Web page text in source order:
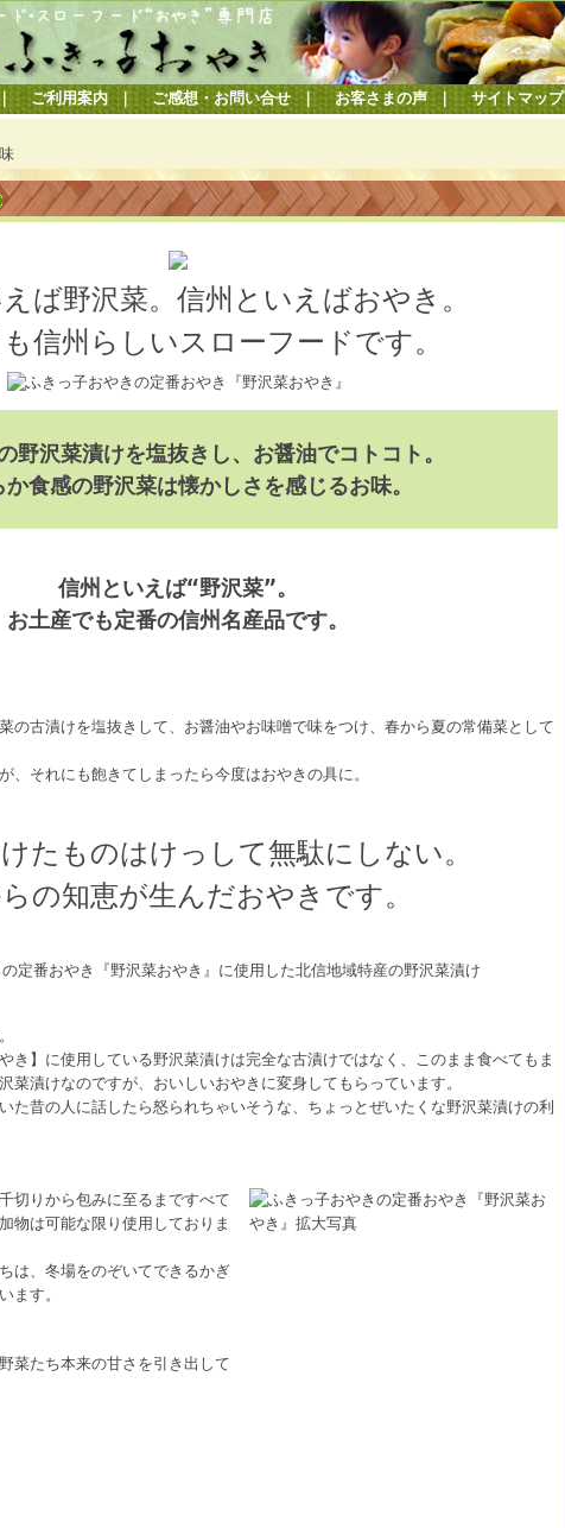
ご利用案内｜ ご感想・お問い合せ｜ お客さまの声 ｜ サイトマップ
ば野沢菜。信州といえばおやき。
信州らしいスローフードです。
野沢菜漬けを塩抜きし、お醤油でコトコト。
か食感の野沢菜は懐かしさを感じるお味。
信州といえば“野沢菜”。
お土産でも定番の信州名産品です。
の古漬けを塩抜きして、お醤油やお味噌で味をつけ、春から夏の常備菜として
、それにも飽きてしまったら今度はおやきの具に。
たものはけっして無駄にしない。
の知恵が生んだおやきです。
き】に使用している野沢菜漬けは完全な古漬けではなく、このまま食べてもま
菜漬けなのですが、おいしいおやきに変身してもらっています。
た昔の人に話したら怒られちゃいそうな、ちょっとぜいたくな野沢菜漬けの利
切りから包みに至るまですべて
物は可能な限り使用しておりま
は、冬場をのぞいてできるかぎ
ます。
菜たち本来の甘さを引き出して